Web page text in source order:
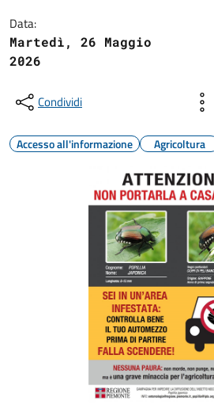
Data:
Martedì, 26 Maggio
2026
Condividi
Accesso all'informazione Agricoltura